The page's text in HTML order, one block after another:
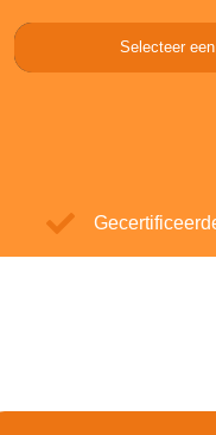
Selecteer